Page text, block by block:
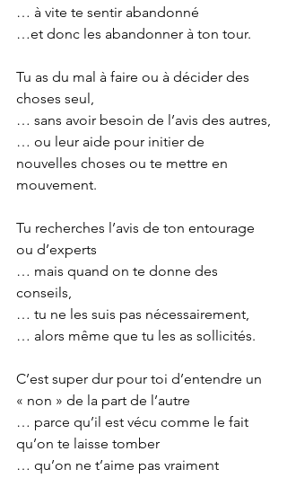
… à vite te sentir abandonné
…et donc les abandonner à ton tour.
Tu as du mal à faire ou à décider des
choses seul,
… sans avoir besoin de l’avis des autres,
… ou leur aide pour initier de
nouvelles choses ou te mettre en
mouvement.
Tu recherches l’avis de ton entourage
ou d’experts
… mais quand on te donne des
conseils,
… tu ne les suis pas nécessairement,
… alors même que tu les as sollicités.
C’est super dur pour toi d’entendre un
« non » de la part de l’autre
… parce qu’il est vécu comme le fait
qu’on te laisse tomber
… qu’on ne t’aime pas vraiment